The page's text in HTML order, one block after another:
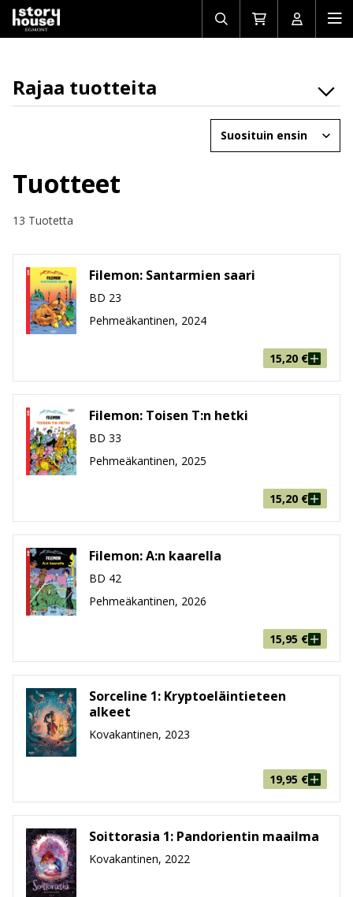
Avaa/sulje
haku
Siirry
ostoskoriin
Avaa/
Rajaa tuotteita
Osasto
Tuotemuoto
Hinta
Järjestä
Tuotteet
13 Tuotetta
Filemon: Santarmien saari
BD 23
Pehmeäkantinen, 2024
15,20 €
Filemon: Toisen T:n hetki
BD 33
Pehmeäkantinen, 2025
15,20 €
Filemon: A:n kaarella
BD 42
Pehmeäkantinen, 2026
15,95 €
Sorceline 1: Kryptoeläintieteen
alkeet
Kovakantinen, 2023
19,95 €
Soittorasia 1: Pandorientin maailma
Kovakantinen, 2022